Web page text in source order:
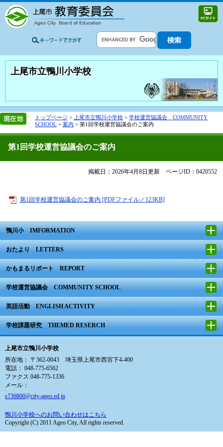
上尾市立鴨川小学校
トップページ > 上尾市立鴨川小学校 > 学校運営協議会 COMMUNITY
SCHOOL > 案内 > 第1回学校運営協議会のご案内
第1回学校運営協議会のご案内
掲載日：2026年4月8日更新 ページID：0420552
第1回学校運営協議会のご案内 [PDFファイル／123KB]
鴨川小 IMFORMATION
おたより LETTERS
かもまるリポート REPORT
学校運営協議会 COMMUNITY SCHOOL
英語活動 ENGLISH ACTIVITY
学校課題研究 THEMED RESERCH
上尾市立鴨川小学校
所在地： 〒362-0043 埼玉県上尾市西宮下4-400
電話： 048-775-6562
ファクス 048-775-1336
メール：
s736800@city-ageo.ed.jp
鴨川小学校へのお問い合わせはこちら
Copyright (C) 2011 Ageo City, All rights reserved.